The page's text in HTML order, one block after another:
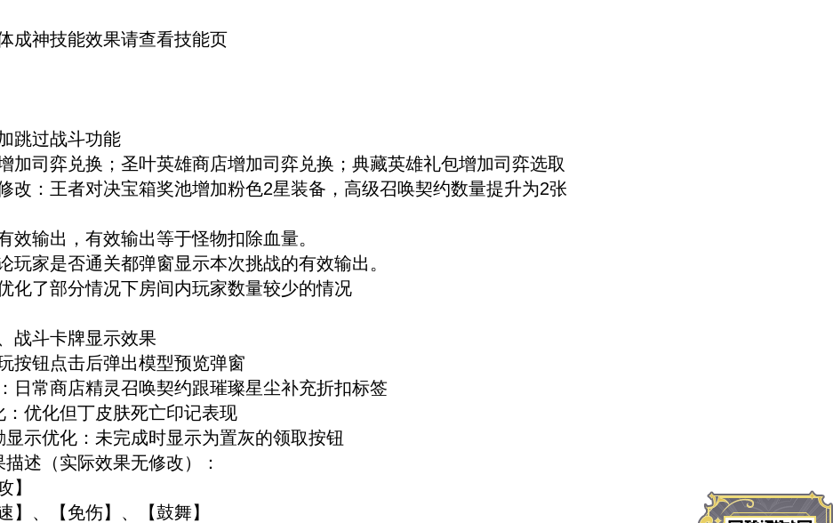
成神技能效果请查看技能页
跳过战斗功能
加司弈兑换；圣叶英雄商店增加司弈兑换；典藏英雄礼包增加司弈选取
改：王者对决宝箱奖池增加粉色2星装备，高级召唤契约数量提升为2张
效输出，有效输出等于怪物扣除血量。
玩家是否通关都弹窗显示本次挑战的有效输出。
化了部分情况下房间内玩家数量较少的情况
战斗卡牌显示效果
按钮点击后弹出模型预览弹窗
日常商店精灵召唤契约跟璀璨星尘补充折扣标签
优化但丁皮肤死亡印记表现
示优化：未完成时显示为置灰的领取按钮
述（实际效果无修改）：
】
】、【免伤】、【鼓舞】